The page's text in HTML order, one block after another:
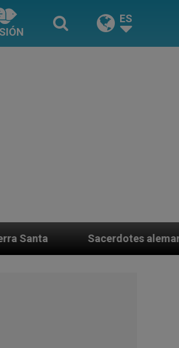
ES
alemanes fieles al Papa